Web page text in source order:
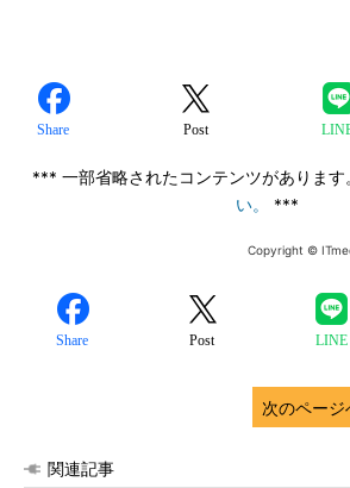
Share Post
*** 一部省略されたコンテンツがあります
い。
***
Copyright ©
Share Post LINE
次のページ
関連記事